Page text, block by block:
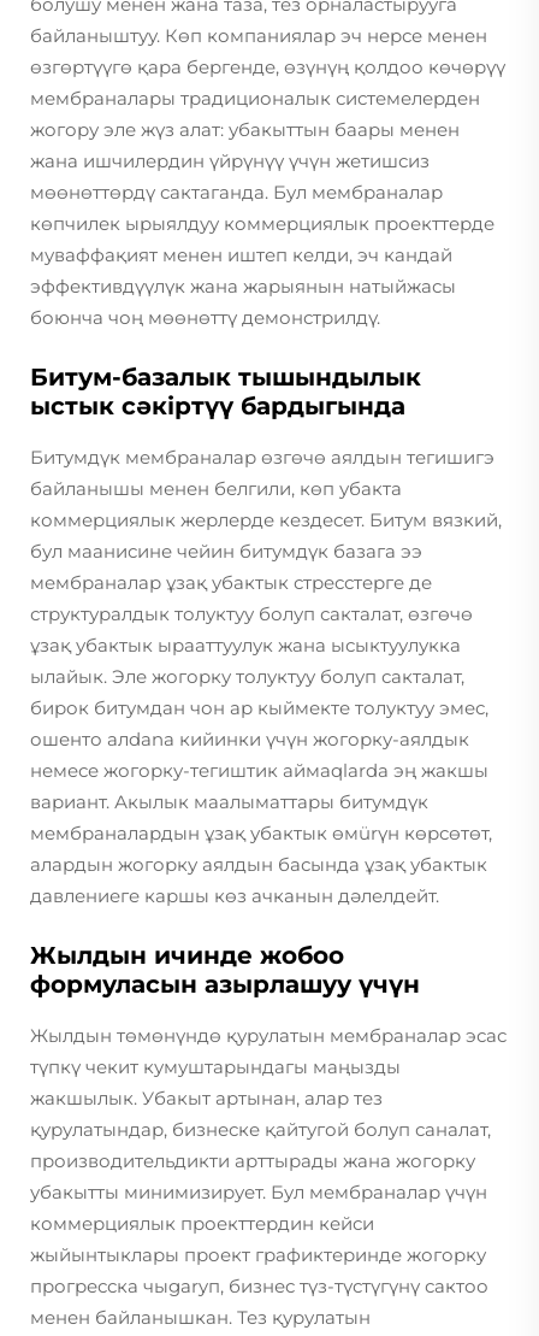
байланыштуу. Көп компаниялар эч нерсе менен
өзгөртүүгө қара бергенде, өзүнүң қолдоо көчөрүү
мембраналары традиционалык системелерден
жогору эле жүз алат: убакыттын баары менен
жана ишчилердин үйрүнүү үчүн жетишсиз
мөөнөттөрдү сактаганда. Бул мембраналар
көпчилек ырыялдуу коммерциялык проекттерде
муваффақият менен иштеп келди, эч кандай
эффективдүүлүк жана жарыянын натыйжасы
боюнча чоң мөөнөттү демонстрилдү.
Битум-базалык тышындылык
ыстык сәкіртүү бардыгында
Битумдүк мембраналар өзгөчө аялдын тегишигэ
байланышы менен белгили, көп убакта
коммерциялык жерлерде кездесет. Битум вязкий,
бул маанисине чейин битумдүк базага ээ
мембраналар ұзақ убактык стресстерге де
структуралдык толуктуу болуп сакталат, өзгөчө
ұзақ убактык ырааттуулук жана ысыктуулукка
ылайык. Эле жогорку толуктуу болуп сакталат,
бирок битумдан чон ар кыймекте толуктуу эмес,
ошенто алdana кийинки үчүн жогорку-аялдык
немесе жогорку-тегиштик аймаqlarda эң жакшы
вариант. Акылык маалыматтары битумдүк
мембраналардын ұзақ убактык өмürүн көрсөтөт,
алардын жогорку аялдын басында ұзақ убактык
давлениеге каршы көз ачканын дәлелдейт.
Жылдын ичинде жобоо
формуласын азырлашуу үчүн
Жылдын төмөнүндө қурулатын мембраналар эсас
түпкү чекит кумуштарындагы маңызды
жакшылык. Убакыт артынан, алар тез
қурулатындар, бизнеске қайтугой болуп саналат,
производительдикти арттырады жана жогорку
убакытты минимизирует. Бул мембраналар үчүн
коммерциялык проекттердин кейси
жыйынтыклары проект графиктеринде жогорку
прогресска чыgaryп, бизнес түз-түстүгүнү сактоо
менен байланышкан. Тез қурулатын